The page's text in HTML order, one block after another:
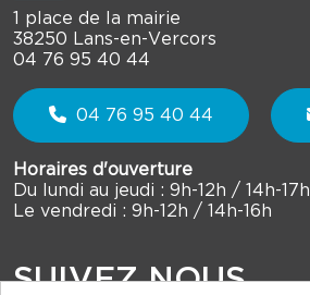
1 place de la mairie
38250 Lans-en-Vercors
04 76 95 40 44
04 76 95 40 44
Horaires d'ouverture
Du lundi au jeudi : 9h-12h / 14h-17h
Le vendredi : 9h-12h / 14h-16h
SUIVEZ NOUS